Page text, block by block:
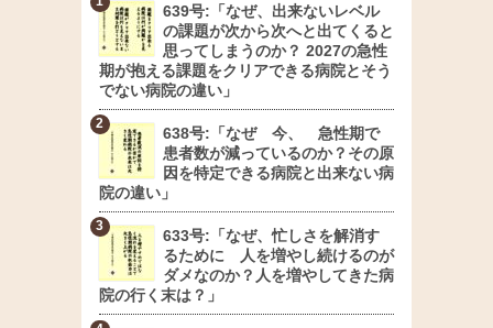
639号:「なぜ、出来ないレベル
の課題が次から次へと出てくると
思ってしまうのか？ 2027の急性
期が抱える課題をクリアできる病院とそう
でない病院の違い」
638号:「なぜ 今、 急性期で
患者数が減っているのか？その原
因を特定できる病院と出来ない病
院の違い」
633号:「なぜ、忙しさを解消す
るために 人を増やし続けるのが
ダメなのか？人を増やしてきた病
院の行く末は？」